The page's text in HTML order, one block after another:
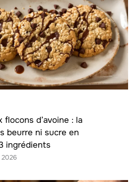
flocons d’avoine : la
beurre ni sucre en
ingrédients
2026